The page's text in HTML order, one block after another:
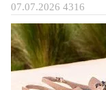
07.07.2026 4316